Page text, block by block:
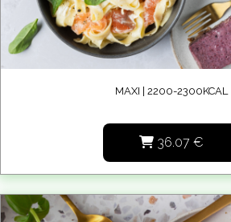
MAXI | 2200-2300KCAL
36.07 €